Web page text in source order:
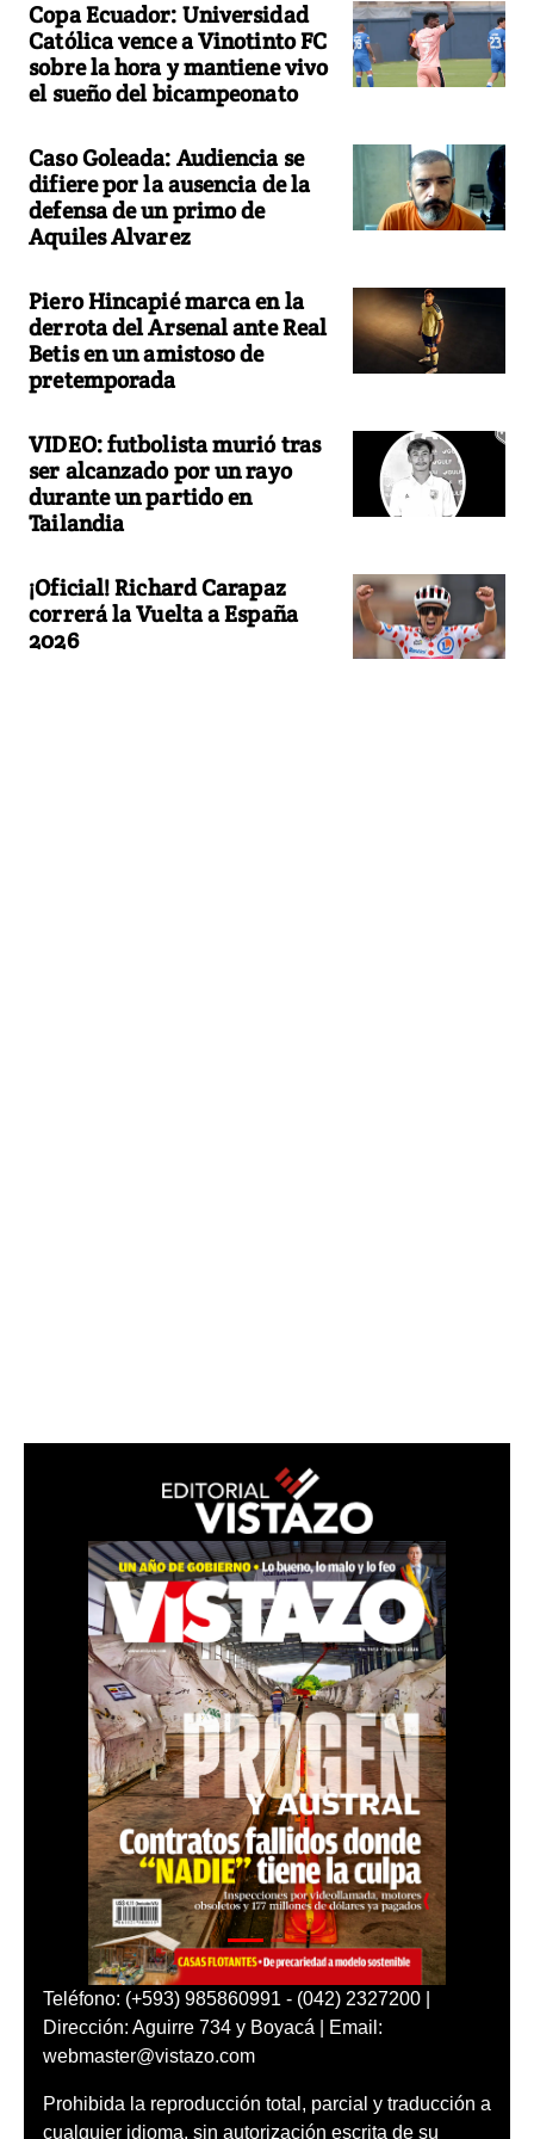
Copa Ecuador: Universidad
Católica vence a Vinotinto FC
sobre la hora y mantiene vivo
el sueño del bicampeonato
Caso Goleada: Audiencia se
difiere por la ausencia de la
defensa de un primo de
Aquiles Alvarez
Piero Hincapié marca en la
derrota del Arsenal ante Real
Betis en un amistoso de
pretemporada
VIDEO: futbolista murió tras
ser alcanzado por un rayo
durante un partido en
Tailandia
¡Oficial! Richard Carapaz
correrá la Vuelta a España
2026
Teléfono: (+593) 985860991 - (042) 2327200 |
Dirección: Aguirre 734 y Boyacá | Email:
webmaster@vistazo.com
Prohibida la reproducción total, parcial y traducción a
cualquier idioma, sin autorización escrita de su